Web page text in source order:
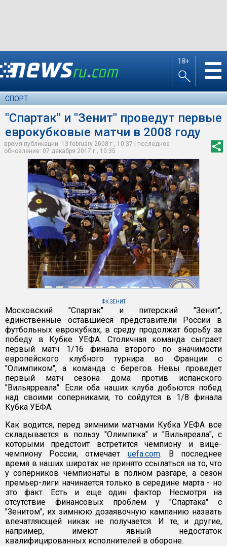
18+ ☰
СПОРТ
"Спартак" и "Зенит" проведут первые
еврокубковые матчи в 2008 году
время публикации: 13 february 2008 г., 10:37 | последнее
обновление: 07 декабря 2017 г., 10:35
ФК ЗЕНИТ
Московский "Спартак" и питерский "Зенит",
единственные оставшиеся представители России в
футбольных еврокубках, в среду продолжат борьбу за
победу в Кубке УЕФА. Столичная команда сыграет
первый матч 1/16 финала второго по значимости
европейского клубного турнира во Франции с
"Олимпиком", а команда с берегов Невы проведет
первый матч сезона дома против испанского
"Вильярреала". Если оба наших клуба добьются побед
над своими соперниками, то сойдутся в 1/8 финала
Кубка УЕФА.
Как водится, перед зимними матчами Кубка УЕФА все
складывается в пользу "Олимпика" и "Вильяреала", с
которыми предстоит встретится чемпиону и вице-
чемпиону России, отмечает uefa.com. В последнее
время в наших широтах не принято ссылаться на то, что
у соперников чемпионаты в полном разгаре, а сезон
премьер-лиги начинается только в середине марта - но
это факт. Есть и еще один фактор. Несмотря на
отсутствие финансовых проблем у "Спартака" с
"Зенитом", их зимнюю дозаявочную кампанию назвать
впечатляющей никак не получается. И те, и другие,
например, имеют явный недостаток
квалифицированных исполнителей в обороне.